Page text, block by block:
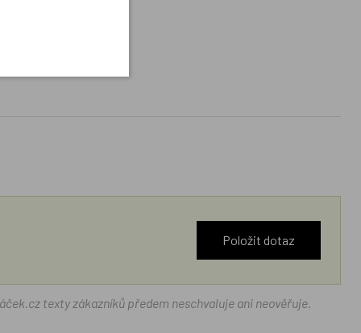
Položit dotaz
texty zákazníků předem neschvaluje ani neověřuje.